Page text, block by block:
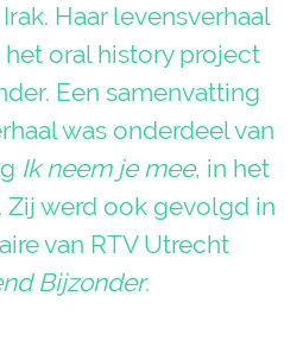
Haar levensverhaal
oral history project
Een samenvatting
was onderdeel van
Ik neem je mee, in het
Zij werd ook gevolgd in
van RTV Utrecht
Bijzonder.